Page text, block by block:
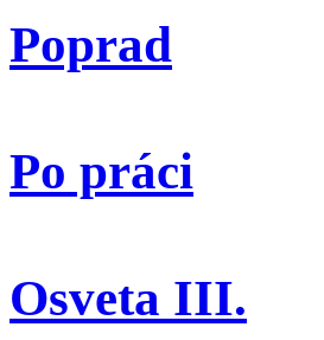
Poprad
Po práci
Osveta III.